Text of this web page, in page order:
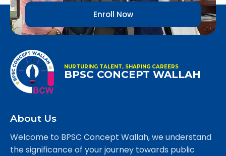
Enroll Now
NURTURING TALENT, SHAPING CAREERS
BPSC CONCEPT WALLAH
About Us
Welcome to BPSC Concept Wallah, we understand
the significance of your journey towards public